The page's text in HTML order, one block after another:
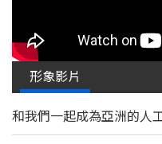
形象影片
和我們一起成為亞洲的人